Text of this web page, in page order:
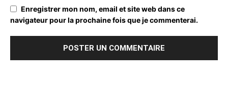
Enregistrer mon nom, email et site web dans ce
navigateur pour la prochaine fois que je commenterai.